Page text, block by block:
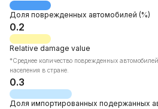
Доля поврежденных автомобилей (%)
0.2
Relative damage value
*Среднее количество поврежденных
населения в стране.
0.3
Доля импортированных подержанных